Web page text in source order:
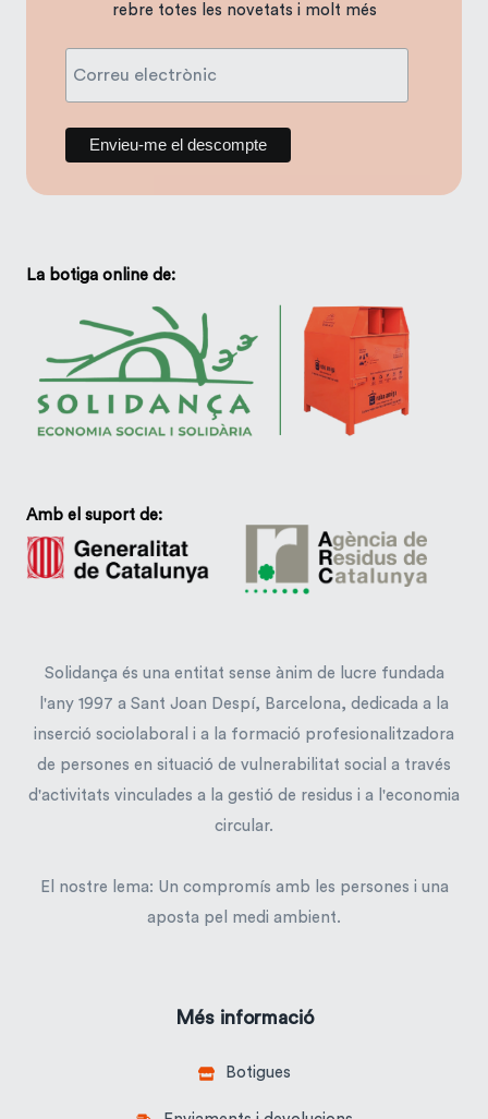
rebre totes les novetats i molt més
La botiga online de:
Amb el suport de:
Solidança és una entitat sense ànim de lucre fundada
l'any 1997 a Sant Joan Despí, Barcelona, dedicada a la
inserció sociolaboral i a la formació profesionalitzadora
de persones en situació de vulnerabilitat social a través
d'activitats vinculades a la gestió de residus i a l'economia
circular.
El nostre lema: Un compromís amb les persones i una
aposta pel medi ambient.
Més informació
Botigues